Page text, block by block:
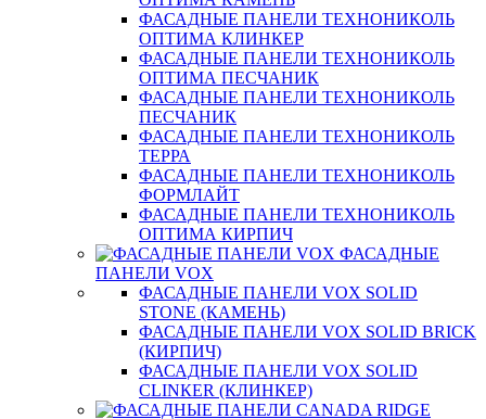
ФАСАДНЫЕ ПАНЕЛИ ТЕХНОНИКОЛЬ
ОПТИМА КЛИНКЕР
ФАСАДНЫЕ ПАНЕЛИ ТЕХНОНИКОЛЬ
ОПТИМА ПЕСЧАНИК
ФАСАДНЫЕ ПАНЕЛИ ТЕХНОНИКОЛЬ
ПЕСЧАНИК
ФАСАДНЫЕ ПАНЕЛИ ТЕХНОНИКОЛЬ
ТЕРРА
ФАСАДНЫЕ ПАНЕЛИ ТЕХНОНИКОЛЬ
ФОРМЛАЙТ
ФАСАДНЫЕ ПАНЕЛИ ТЕХНОНИКОЛЬ
ОПТИМА КИРПИЧ
ФАСАДНЫЕ
ПАНЕЛИ VOX
ФАСАДНЫЕ ПАНЕЛИ VOX SOLID
STONE (КАМЕНЬ)
ФАСАДНЫЕ ПАНЕЛИ VOX SOLID BRICK
(КИРПИЧ)
ФАСАДНЫЕ ПАНЕЛИ VOX SOLID
CLINКER (КЛИНКЕР)